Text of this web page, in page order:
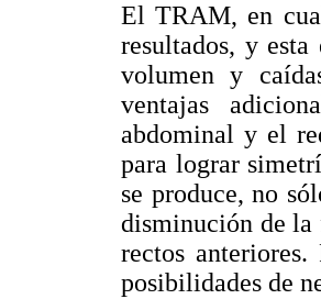
El TRAM, en
resultados, y
volumen y
ventajas
abdominal y el
para lograr
se produce, no
disminución de la
rectos
posibilidades de